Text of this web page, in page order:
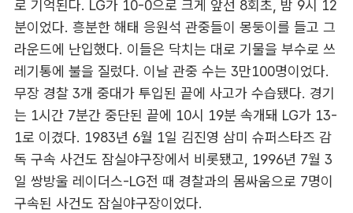
로 기억된다. LG가 10-0으로 크게 앞선 8회초, 밤 9시 12
분이었다. 흥분한 해태 응원석 관중들이 몽둥이를 들고 그
라운드에 난입했다. 이들은 닥치는 대로 기물을 부수로 쓰
레기통에 불을 질렀다. 이날 관중 수는 3만100명이었다.
무장 경찰 3개 중대가 투입된 끝에 사고가 수습됐다. 경기
는 1시간 7분간 중단된 끝에 10시 19분 속개돼 LG가 13-
1로 이겼다. 1983년 6월 1일 김진영 삼미 슈퍼스타즈 감
독 구속 사건도 잠실야구장에서 비롯됐고, 1996년 7월 3
일 쌍방울 레이더스-LG전 때 경찰과의 몸싸움으로 7명이
구속된 사건도 잠실야구장이었다.